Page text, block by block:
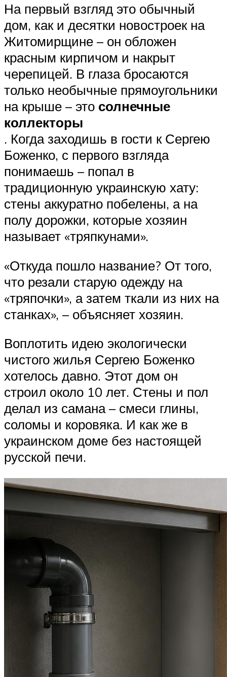
На первый взгляд это обычный
дом, как и десятки новостроек на
Житомирщине – он обложен
красным кирпичом и накрыт
черепицей. В глаза бросаются
только необычные прямоугольники
на крыше – это солнечные
коллекторы
. Когда заходишь в гости к Сергею
Боженко, с первого взгляда
понимаешь – попал в
традиционную украинскую хату:
стены аккуратно побелены, а на
полу дорожки, которые хозяин
называет «тряпкунами».
«Откуда пошло название? От того,
что резали старую одежду на
«тряпочки», а затем ткали из них на
станках», – объясняет хозяин.
Воплотить идею экологически
чистого жилья Сергею Боженко
хотелось давно. Этот дом он
строил около 10 лет. Стены и пол
делал из самана – смеси глины,
соломы и коровяка. И как же в
украинском доме без настоящей
русской печи.